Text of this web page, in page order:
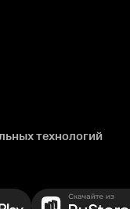
технологий